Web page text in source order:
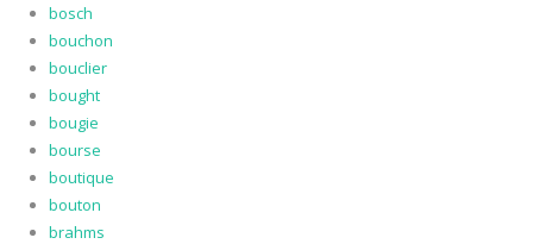
bosch
bouchon
bouclier
bought
bougie
bourse
boutique
bouton
brahms